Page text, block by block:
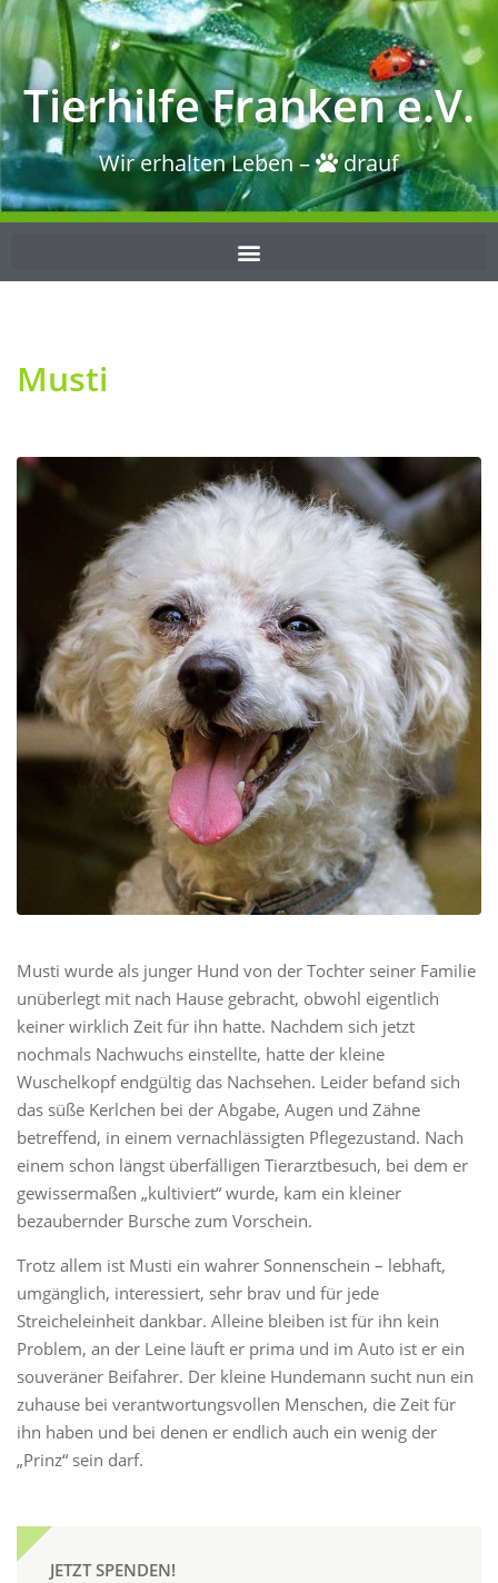
Tierhilfe Franken e.V.
Wir erhalten Leben – drauf
Musti
Musti wurde als junger Hund von der Tochter seiner Familie
unüberlegt mit nach Hause gebracht, obwohl eigentlich
keiner wirklich Zeit für ihn hatte. Nachdem sich jetzt
nochmals Nachwuchs einstellte, hatte der kleine
Wuschelkopf endgültig das Nachsehen. Leider befand sich
das süße Kerlchen bei der Abgabe, Augen und Zähne
betreffend, in einem vernachlässigten Pflegezustand. Nach
einem schon längst überfälligen Tierarztbesuch, bei dem er
gewissermaßen „kultiviert“ wurde, kam ein kleiner
bezaubernder Bursche zum Vorschein.
Trotz allem ist Musti ein wahrer Sonnenschein – lebhaft,
umgänglich, interessiert, sehr brav und für jede
Streicheleinheit dankbar. Alleine bleiben ist für ihn kein
Problem, an der Leine läuft er prima und im Auto ist er ein
souveräner Beifahrer. Der kleine Hundemann sucht nun ein
zuhause bei verantwortungsvollen Menschen, die Zeit für
ihn haben und bei denen er endlich auch ein wenig der
„Prinz“ sein darf.
JETZT SPENDEN!